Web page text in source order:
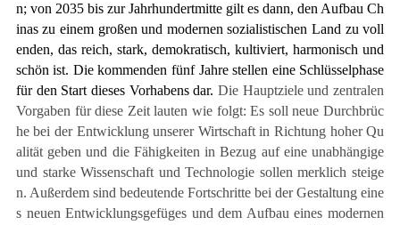
n; von 2035 bis zur Jahrhundertmitte gilt es dann, den Aufbau Ch
inas zu einem großen und modernen sozialistischen Land zu voll
enden, das reich, stark, demokratisch, kultiviert, harmonisch und
schön ist. Die kommenden fünf Jahre stellen eine Schlüsselphase
für den Start dieses Vorhabens dar.Die Hauptziele und zentralen
Vorgaben für diese Zeit lauten wie folgt: Es soll neue Durchbrüc
he bei der Entwicklung unserer Wirtschaft in Richtung hoher Qu
alität geben und die Fähigkeiten in Bezug auf eine unabhängige
und starke Wissenschaft und Technologie sollen merklich steige
n. Außerdem sind bedeutende Fortschritte bei der Gestaltung eine
s neuen Entwicklungsgefüges und dem Aufbau eines modernen